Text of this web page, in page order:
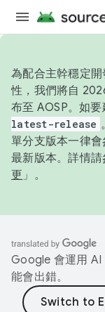
為配合主幹穩定
性，我們將自
布至 AOSP。如
latest-release 。
單分支版本一律
最新版本。詳情請
更 」。
Google 會運用 AI
能會出錯。